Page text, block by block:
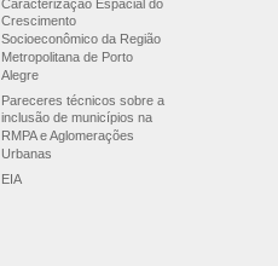
Caracterização Espacial do
Crescimento
Socioeconômico da Região
Metropolitana de Porto
Alegre
Pareceres técnicos sobre a
inclusão de municípios na
RMPA e Aglomerações
Urbanas
EIA